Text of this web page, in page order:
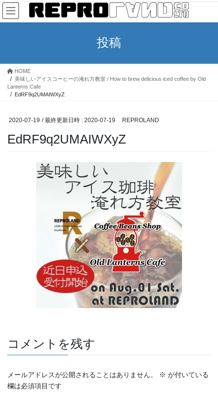
コ
ン
テ
ス
ナ
ビ
ゲ
ン
投稿
HOME
美味しいアイスコーヒーの淹れ方教室 / How to brew delicious iced coffee by Old
Lanterns Cafe
EdRF9q2UMAIWXyZ
2020-07-19 / 最終更新日時 : 2020-07-19 REPROLAND
EdRF9q2UMAIWXyZ
コメントを残す
メールアドレスが公開されることはありません。 ※ が付いている
欄は必須項目です